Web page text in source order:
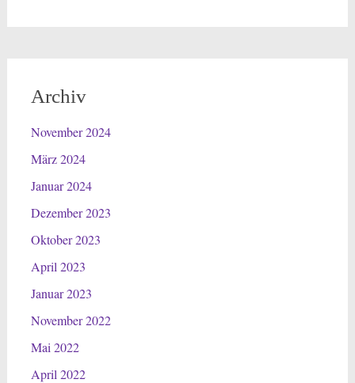
Archiv
November 2024
März 2024
Januar 2024
Dezember 2023
Oktober 2023
April 2023
Januar 2023
November 2022
Mai 2022
April 2022